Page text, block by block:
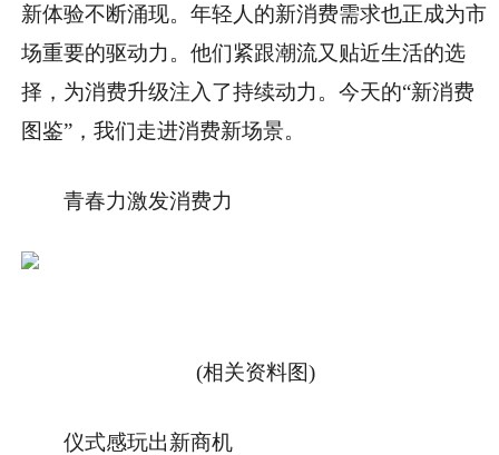
新体验不断涌现。年轻人的新消费需求也正成为市
场重要的驱动力。他们紧跟潮流又贴近生活的选
择，为消费升级注入了持续动力。今天的“新消费
图鉴”，我们走进消费新场景。
青春力激发消费力
(相关资料图)
仪式感玩出新商机